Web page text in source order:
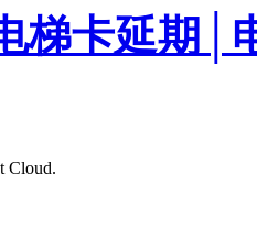
梯卡延期│
Cloud.